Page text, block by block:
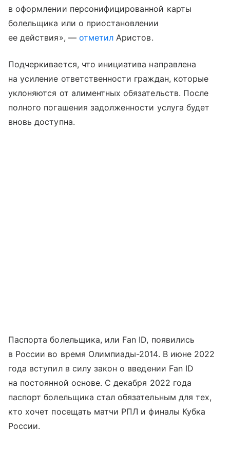
в оформлении персонифицированной карты
болельщика или о приостановлении
ее действия», — отметил Аристов.
Подчеркивается, что инициатива направлена
на усиление ответственности граждан, которые
уклоняются от алиментных обязательств. После
полного погашения задолженности услуга будет
вновь доступна.
Паспорта болельщика, или Fan ID, появились
в России во время Олимпиады-2014. В июне 2022
года вступил в силу закон о введении Fan ID
на постоянной основе. С декабря 2022 года
паспорт болельщика стал обязательным для тех,
кто хочет посещать матчи РПЛ и финалы Кубка
России.